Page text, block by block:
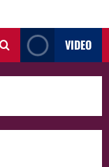
VIDEO